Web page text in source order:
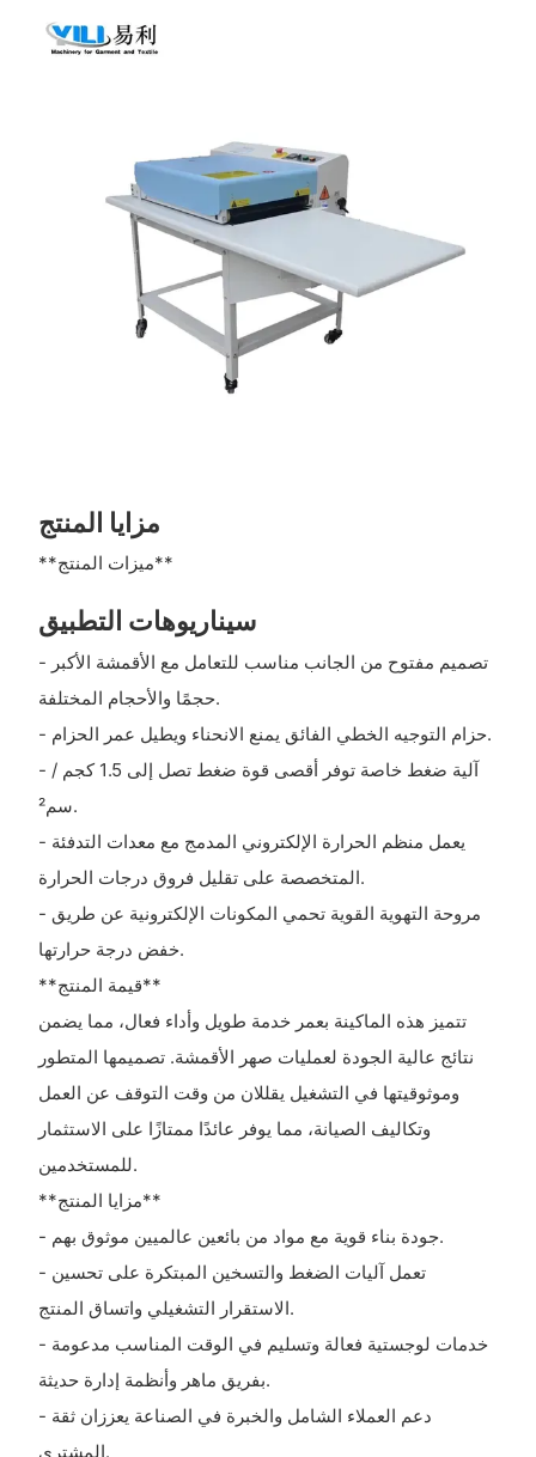
مزايا المنتج
**ميزات المنتج**
سيناريوهات التطبيق
- تصميم مفتوح من الجانب مناسب للتعامل مع الأقمشة الأكبر
حجمًا والأحجام المختلفة.
- حزام التوجيه الخطي الفائق يمنع الانحناء ويطيل عمر الحزام.
- آلية ضغط خاصة توفر أقصى قوة ضغط تصل إلى 1.5 كجم /
سم².
- يعمل منظم الحرارة الإلكتروني المدمج مع معدات التدفئة
المتخصصة على تقليل فروق درجات الحرارة.
- مروحة التهوية القوية تحمي المكونات الإلكترونية عن طريق
خفض درجة حرارتها.
**قيمة المنتج**
تتميز هذه الماكينة بعمر خدمة طويل وأداء فعال، مما يضمن
نتائج عالية الجودة لعمليات صهر الأقمشة. تصميمها المتطور
وموثوقيتها في التشغيل يقللان من وقت التوقف عن العمل
وتكاليف الصيانة، مما يوفر عائدًا ممتازًا على الاستثمار
للمستخدمين.
**مزايا المنتج**
- جودة بناء قوية مع مواد من بائعين عالميين موثوق بهم.
- تعمل آليات الضغط والتسخين المبتكرة على تحسين
الاستقرار التشغيلي واتساق المنتج.
- خدمات لوجستية فعالة وتسليم في الوقت المناسب مدعومة
بفريق ماهر وأنظمة إدارة حديثة.
- دعم العملاء الشامل والخبرة في الصناعة يعززان ثقة
المشتري.